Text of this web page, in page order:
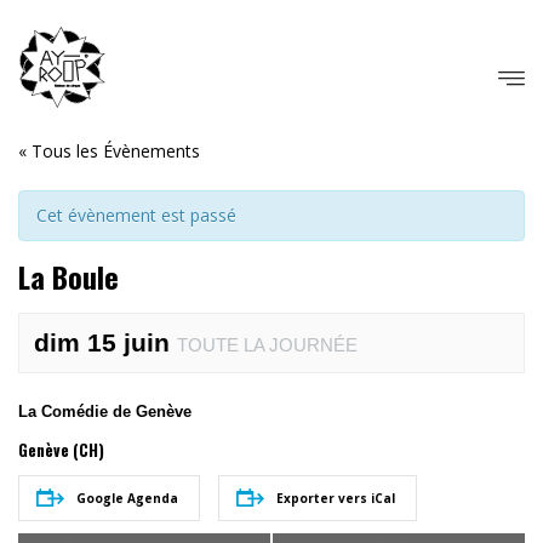
« Tous les Évènements
Cet évènement est passé
La Boule
dim 15 juin TOUTE LA JOURNÉE
La Comédie de Genève
Genève (CH)
Google Agenda Exporter vers iCal